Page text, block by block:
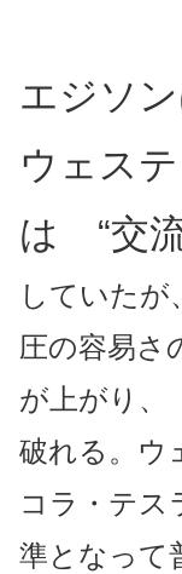
エジソ
ウェス
は “交
していたが
圧の容易
が上がり
破れる。ウ
コラ・テ
準となって